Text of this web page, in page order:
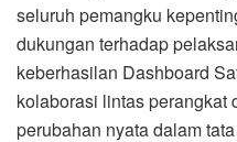
seluruh pemangku
dukungan terhadap
keberhasilan Dashboard
kolaborasi lintas perangkat
perubahan nyata dalam